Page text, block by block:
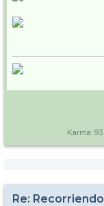
Karma: 93
Re: